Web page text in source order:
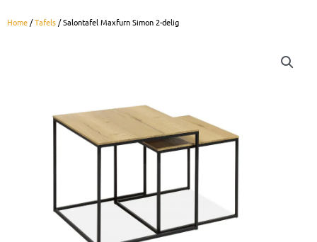
Home /Tafels / Salontafel Maxfurn Simon 2-delig